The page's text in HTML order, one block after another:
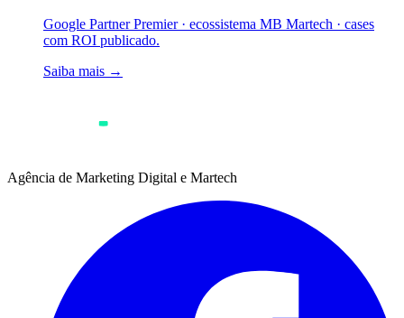
Google Partner Premier · ecossistema MB Martech · cases
com ROI publicado.
Saiba mais →
Agência de Marketing Digital e Martech